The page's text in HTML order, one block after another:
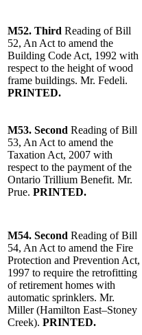
M52. Third Reading of Bill
52, An Act to amend the
Building Code Act, 1992 with
respect to the height of wood
frame buildings. Mr. Fedeli.
PRINTED.
M53. Second Reading of Bill
53, An Act to amend the
Taxation Act, 2007 with
respect to the payment of the
Ontario Trillium Benefit. Mr.
Prue. PRINTED.
M54. Second Reading of Bill
54, An Act to amend the Fire
Protection and Prevention Act,
1997 to require the retrofitting
of retirement homes with
automatic sprinklers. Mr.
Miller (Hamilton East–Stoney
Creek). PRINTED.